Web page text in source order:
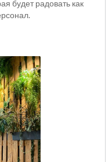
будет радовать как